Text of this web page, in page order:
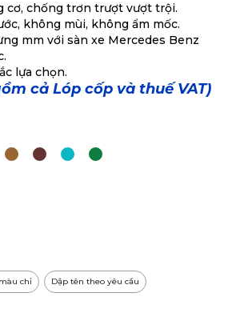
cơ, chống trơn trượt vượt trội.
không mùi, không ẩm mốc.
mm với sàn xe Mercedes Benz
lựa chọn.
cả Lóp cốp và thuế VAT)
chỉ Dập tên theo yêu cầu